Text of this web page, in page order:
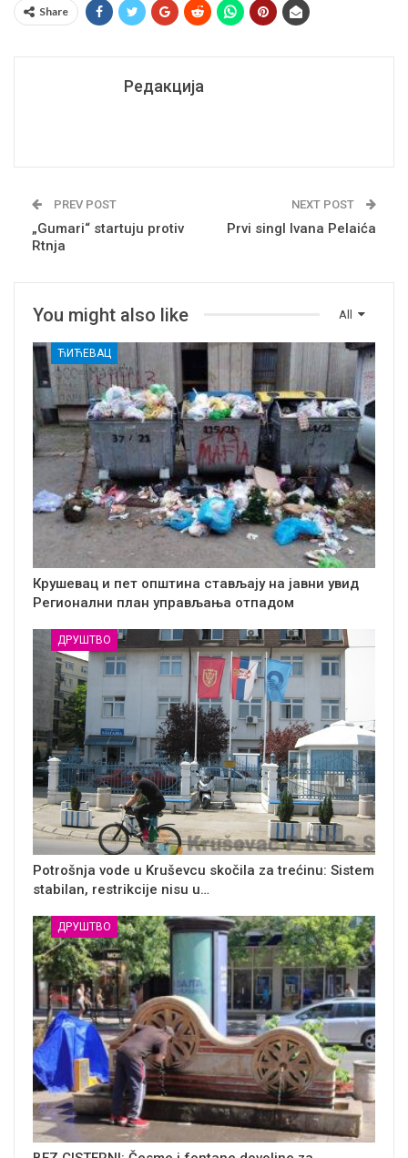
Share
Редакција
PREV POST
„Gumari“ startuju protiv
Rtnja
NEXT POST
Prvi singl Ivana Pelaića
All
You might also like
ЋИЋЕВАЦ
Крушевац и пет општина стављају на јавни увид
Регионални план управљања отпадом
ДРУШТВО
Potrošnja vode u Kruševcu skočila za trećinu: Sistem
stabilan, restrikcije nisu u…
ДРУШТВО